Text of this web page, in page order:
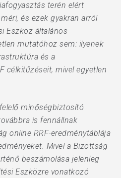
terén elért
és ezek gyakran arról
Eszköz általános
mutatóhoz sem: ilyenek
és a
célkitűzéseit, mivel egyetlen
minőségbiztosító
is fennállnak
online RRF-eredménytáblája
Mivel a Bizottság
beszámolása jelenleg
Eszközre vonatkozó